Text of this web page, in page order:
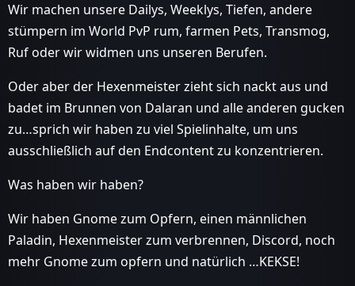
Wir machen unsere Dailys, Weeklys, Tiefen, andere
stümpern im World PvP rum, farmen Pets, Transmog,
Ruf oder wir widmen uns unseren Berufen.
Oder aber der Hexenmeister zieht sich nackt aus und
badet im Brunnen von Dalaran und alle anderen gucken
zu…sprich wir haben zu viel Spielinhalte, um uns
ausschließlich auf den Endcontent zu konzentrieren.
Was haben wir haben?
Wir haben Gnome zum Opfern, einen männlichen
Paladin, Hexenmeister zum verbrennen, Discord, noch
mehr Gnome zum opfern und natürlich …KEKSE!